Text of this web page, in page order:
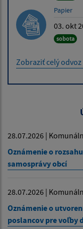
Papier
03. okt
sobota
Zobraziť celý
28.07.2026 |
Oznámenie o
samosprávy obcí
28.07.2026 |
Oznámenie o
poslancov pre voľby